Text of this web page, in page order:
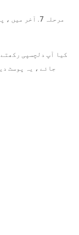
مرحلہ 7. آخر میں ، پر ٹیپ کریں
کیا آپ دلچسپی
جائے ، یہ پوسٹ